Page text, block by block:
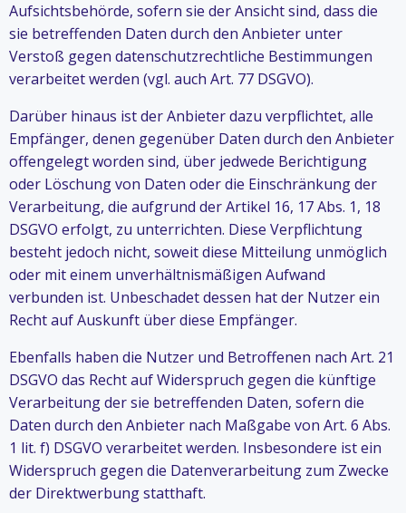
Aufsichtsbehörde, sofern sie der Ansicht sind, dass die
sie betreffenden Daten durch den Anbieter unter
Verstoß gegen datenschutzrechtliche Bestimmungen
verarbeitet werden (vgl. auch Art. 77 DSGVO).
Darüber hinaus ist der Anbieter dazu verpflichtet, alle
Empfänger, denen gegenüber Daten durch den Anbieter
offengelegt worden sind, über jedwede Berichtigung
oder Löschung von Daten oder die Einschränkung der
Verarbeitung, die aufgrund der Artikel 16, 17 Abs. 1, 18
DSGVO erfolgt, zu unterrichten. Diese Verpflichtung
besteht jedoch nicht, soweit diese Mitteilung unmöglich
oder mit einem unverhältnismäßigen Aufwand
verbunden ist. Unbeschadet dessen hat der Nutzer ein
Recht auf Auskunft über diese Empfänger.
Ebenfalls haben die Nutzer und Betroffenen nach Art. 21
DSGVO das Recht auf Widerspruch gegen die künftige
Verarbeitung der sie betreffenden Daten, sofern die
Daten durch den Anbieter nach Maßgabe von Art. 6 Abs.
1 lit. f) DSGVO verarbeitet werden. Insbesondere ist ein
Widerspruch gegen die Datenverarbeitung zum Zwecke
der Direktwerbung statthaft.